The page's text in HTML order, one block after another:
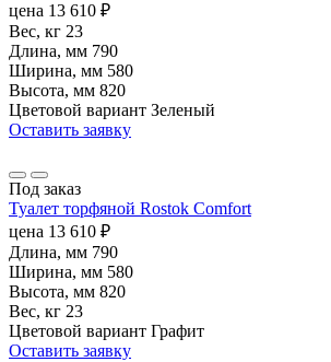
цена 13 610 ₽
Вес, кг 23
Длина, мм 790
Ширина, мм 580
Высота, мм 820
Цветовой вариант Зеленый
Оставить заявку
Под заказ
Туалет торфяной Rostok Comfort
цена 13 610 ₽
Длина, мм 790
Ширина, мм 580
Высота, мм 820
Вес, кг 23
Цветовой вариант Графит
Оставить заявку